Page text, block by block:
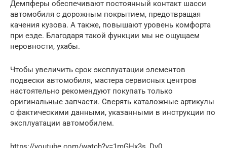
Демпферы обеспечивают постоянный контакт шасси
автомобиля с дорожным покрытием, предотвращая
качения кузова. А также, повышают уровень комфорта
при езде. Благодаря такой функции мы не ощущаем
неровности, ухабы.
Чтобы увеличить срок эксплуатации элементов
подвески автомобиля, мастера сервисных центров
настоятельно рекомендуют покупать только
оригинальные запчасти. Сверять каталожные артикулы
с фактическими данными, указанными в инструкции по
эксплуатации автомобилем.